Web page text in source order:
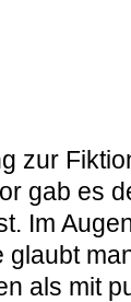
zur
gab es
Im
als mit